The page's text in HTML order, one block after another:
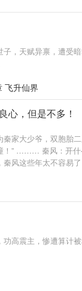
子，天赋异禀，遭受
飞升仙界
心，但是不多！
秦家大少爷，双胞胎
！” ……… 秦风：开什
秦风这些年太不容易
功高震主，惨遭算计